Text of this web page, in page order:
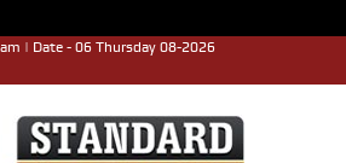
| Date - 06 Thursday 08-2026